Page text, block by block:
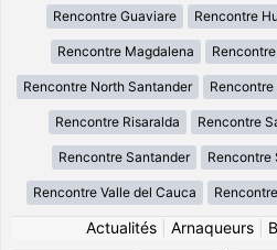
Rencontre Guaviare Rencontre
Rencontre Magdalena
Rencontre North Santander
Rencontre Risaralda Rencontre
Rencontre Santander Rencontre
Rencontre Valle del Cauca
Actualités| Arnaqueurs|